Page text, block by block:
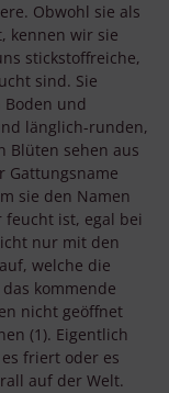
Obwohl sie als
kennen wir sie
stickstoffreiche,
sind. Sie
und
länglich-runden,
Blüten sehen aus
Gattungsname
sie den Namen
feucht ist, egal bei
nur mit den
welche die
kommende
nicht geöffnet
(1). Eigentlich
friert oder es
auf der Welt.